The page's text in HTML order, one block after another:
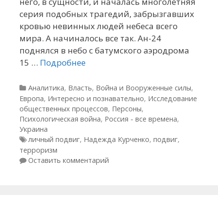
серия подобных трагедий, забрызгавших
кровью невинных людей небеса всего
мира. А начиналось все так. Ан-24
поднялся в небо с батумского аэродрома
15 … Подробнее
Рубрики
Аналитика, Власть, Война и Вооруженные силы,
Европа, Интересно и познавательно, Исследование
общественных процессов, Персоны,
Психологическая война, Россия - все времена,
Украина
Метки
личный подвиг, Надежда Курченко, подвиг,
терроризм
Оставить комментарий